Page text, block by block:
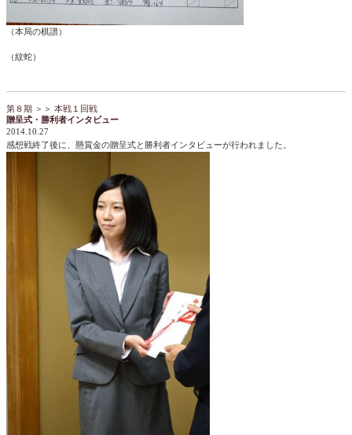
（本局の棋譜）
（紋蛇）
第８期 ＞＞ 本戦１回戦
贈呈式・勝利者インタビュー
2014.10.27
感想戦終了後に、懸賞金の贈呈式と勝利者インタビューが行われました。